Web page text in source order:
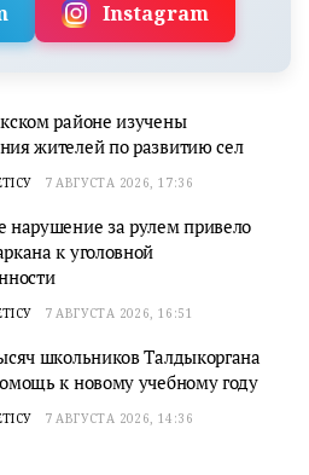
Instagram
районе изучены
жителей по развитию сел
7 АВГУСТА 2026, 17:36
нарушение за рулем привело
к уголовной
7 АВГУСТА 2026, 16:51
школьников Талдыкоргана
к новому учебному году
7 АВГУСТА 2026, 14:36